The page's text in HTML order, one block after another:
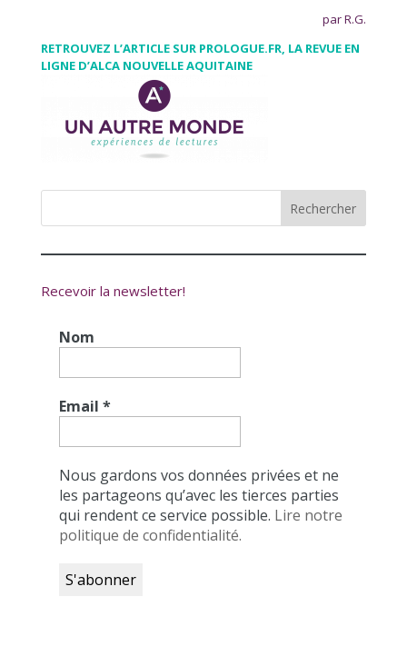
par R.G.
RETROUVEZ L’ARTICLE SUR PROLOGUE.FR, LA REVUE EN
LIGNE D’ALCA NOUVELLE AQUITAINE
Recevoir la newsletter!
Nom
Email *
Nous gardons vos données privées et ne
les partageons qu’avec les tierces parties
qui rendent ce service possible. Lire notre
politique de confidentialité.